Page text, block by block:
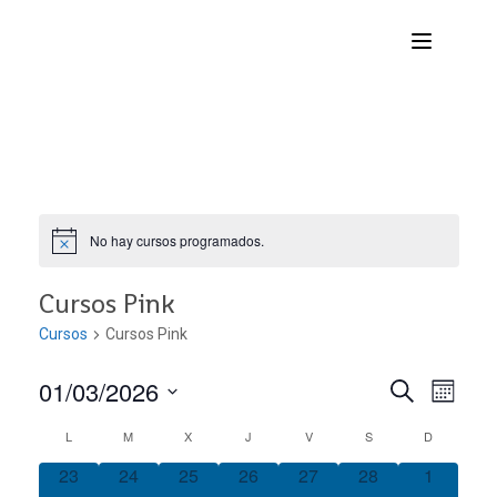
No hay cursos programados.
Cursos Pink
Cursos Cursos Pink
de
BUSCAR
MES
01/03/2026
Calendario
L M X J V S D
0
23
0
24
0
25
0
26
0
27
0
28
01